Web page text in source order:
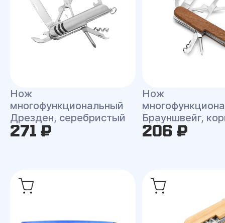
Нож
многофункциональный
Дрезден, серебристый
271 ₽
Нож
Брауншвейг,
206 ₽